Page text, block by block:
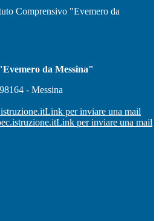
Comprensivo "Evemero da
da Messina"
- Messina
Link per inviare una mail
Link per inviare una mail